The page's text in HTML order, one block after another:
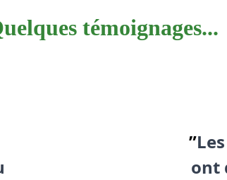
”
ont
témoignages...